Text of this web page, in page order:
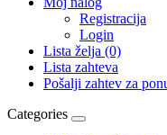
Registracija
Login
Lista želja (0)
Lista zahteva
Pošalji zahtev za
Categories